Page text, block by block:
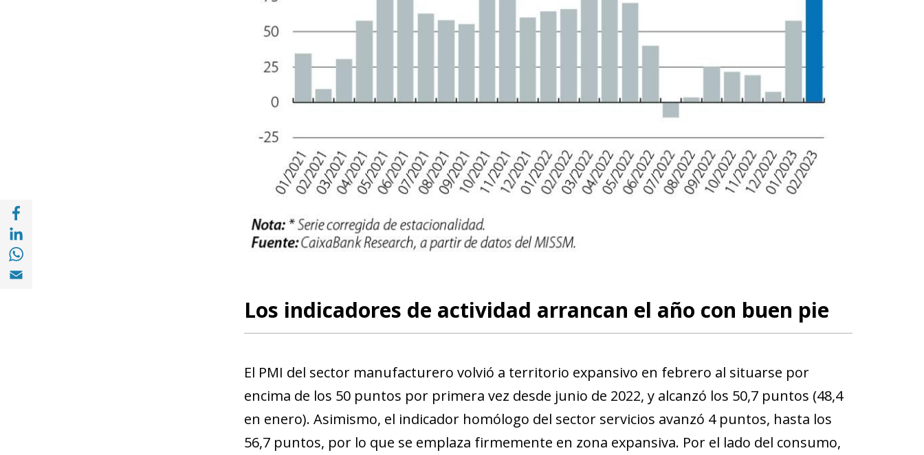
Compartir en with Linkedin (opens in a new window)
Compartir en with Whatsapp (opens in a new window)
Los indicadores de actividad arrancan el año con buen pie
El PMI del sector manufacturero volvió a territorio expansivo en febrero al situarse por
encima de los 50 puntos por primera vez desde junio de 2022, y alcanzó los 50,7 puntos (48,4
en enero). Asimismo, el indicador homólogo del sector servicios avanzó 4 puntos, hasta los
56,7 puntos, por lo que se emplaza firmemente en zona expansiva. Por el lado del consumo,